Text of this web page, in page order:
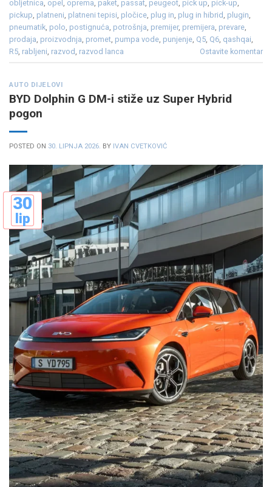
obljetnica opel oprema paket passat peugeot pick up pick-up
pickup platneni platneni tepisi pločice plug in plug in hibrid plugin
pneumatik polo postignuća potrošnja premijer, premijera prevare
prodaja proizvodnja promet pumpa vode punjenje Q5 Q6 qashqai
R5 rabljeni razvod razvod lanca Ostavite komentar
AUTO DIJELOVI
BYD Dolphin G DM-i stiže uz Super Hybrid
pogon
POSTED ON 30. LIPNJA 2026. BY IVAN CVETKOVIĆ
30
lip